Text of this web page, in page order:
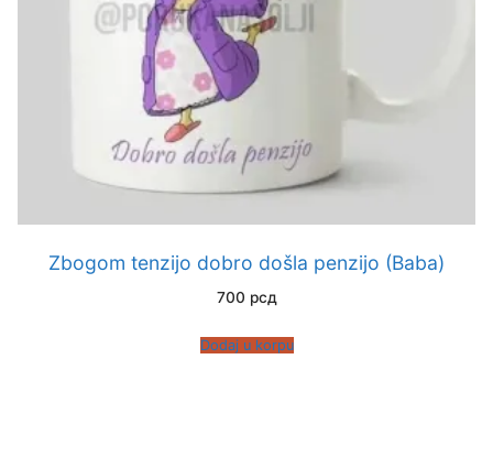
Zbogom tenzijo dobro došla penzijo (Baba)
700 рсд
Dodaj u korpu